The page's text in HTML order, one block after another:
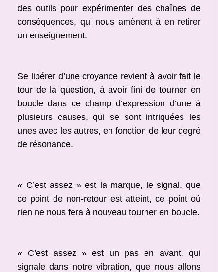
des outils pour expérimenter des chaînes de
conséquences, qui nous amènent à en retirer
un enseignement.
Se libérer d’une croyance revient à avoir fait le
tour de la question, à avoir fini de tourner en
boucle dans ce champ d’expression d’une à
plusieurs causes, qui se sont intriquées les
unes avec les autres, en fonction de leur degré
de résonance.
« C’est assez » est la marque, le signal, que
ce point de non-retour est atteint, ce point où
rien ne nous fera à nouveau tourner en boucle.
« C’est assez » est un pas en avant, qui
signale dans notre vibration, que nous allons